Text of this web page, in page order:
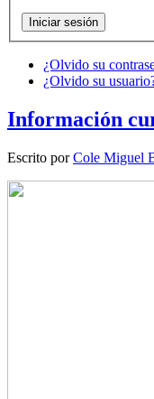
¿Olvido su
¿Olvido su
Información
Escrito porCole Miguel